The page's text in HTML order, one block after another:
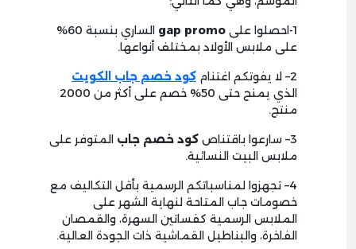
1-احصلوا على gap promo الساري بنسبة 60
%
على ملابس الأولاد بمختلف أنواعها.
2– لا يفوتكم اغتنام كود خصم جاب الكويت
الذي يمنح حتى 50% خصم على أكثر من 2000
منتج.
3– سارعوا باقتناص كود خصم جاب المتوفر على
ملابس البيت النسائية.
4– تجهزوا لمناسباتكم الرسمية بأقل التكاليف مع
خصومات جاب المتاحة لنهاية الشهر على
الملابس الرسمية كفساتين السهرة، والقمصان
الفاخرة، والبناطيل القماشية ذات الجودة العالية.